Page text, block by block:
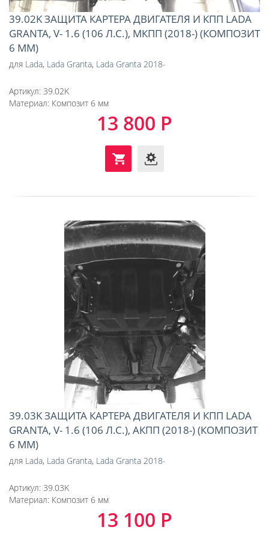
39.02K ЗАЩИТА КАРТЕРА ДВИГАТЕЛЯ И КПП LADA
GRANTA, V- 1.6 (106 Л.С.), МКПП (2018-) (КОМПОЗИТ
6 ММ)
для Lada, Lada Granta, Lada Granta 2018-
Артикул: 39.02K
Материал: Композит 6 мм
13 800 Р
39.03K ЗАЩИТА КАРТЕРА ДВИГАТЕЛЯ И КПП LADA
GRANTA, V- 1.6 (106 Л.С.), АКПП (2018-) (КОМПОЗИТ
6 ММ)
для Lada, Lada Granta, Lada Granta 2018-
Артикул: 39.03K
Материал: Композит 6 мм
13 100 Р